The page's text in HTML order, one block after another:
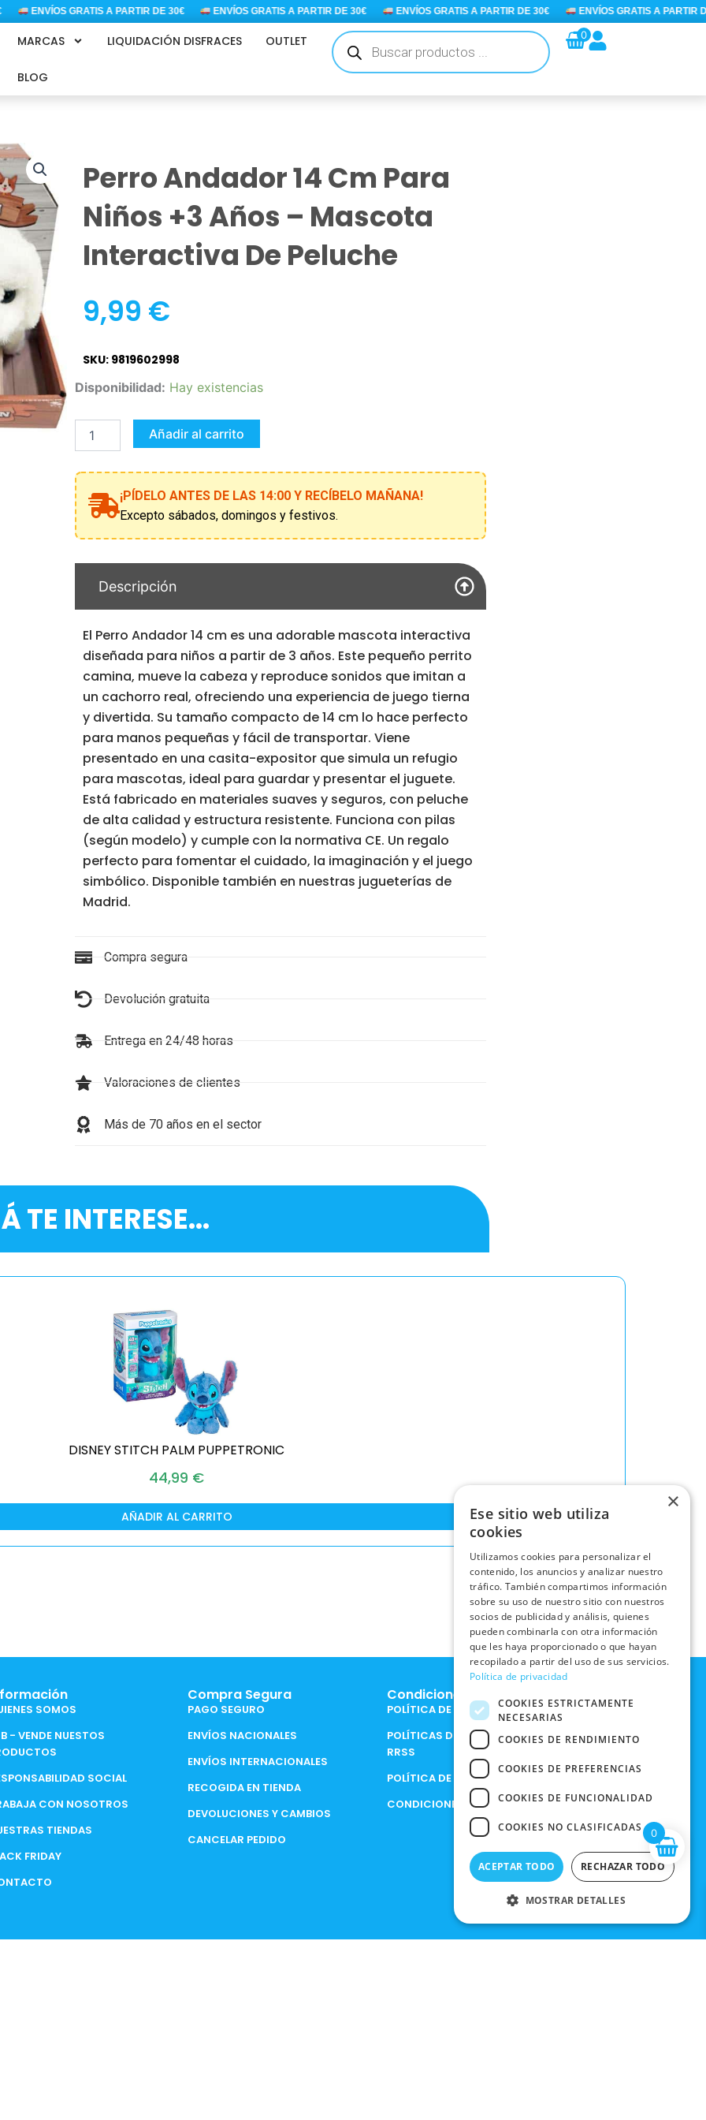
ENVÍOS GRATIS A PARTIR DE 30€ ENVÍOS GRATIS A PARTIR DE 30€ ENVÍOS GRATIS A PARTIR DE 30€ ENVÍOS GRATIS A PARTIR DE
MARCAS LIQUIDACIÓN DISFRACES OUTLET
BLOG
Búsqueda
de
productos
0
Perro Andador 14 Cm Para
Niños +3 Años – Mascota
Interactiva De Peluche
9,99 €
SKU: 9819602998
Disponibilidad: Hay existencias
Perro
Andador
+3
años
–
Mascota
interactiva
cantidad
Añadir al carrito
¡PÍDELO ANTES DE LAS 14:00 Y RECÍBELO MAÑANA!
Excepto sábados, domingos y festivos.
Descripción
El Perro Andador 14 cm es una adorable mascota interactiva
diseñada para niños a partir de 3 años. Este pequeño perrito
camina, mueve la cabeza y reproduce sonidos que imitan a
un cachorro real, ofreciendo una experiencia de juego tierna
y divertida. Su tamaño compacto de 14 cm lo hace perfecto
para manos pequeñas y fácil de transportar. Viene
presentado en una casita-expositor que simula un refugio
para mascotas, ideal para guardar y presentar el juguete.
Está fabricado en materiales suaves y seguros, con peluche
de alta calidad y estructura resistente. Funciona con pilas
(según modelo) y cumple con la normativa CE. Un regalo
perfecto para fomentar el cuidado, la imaginación y el juego
simbólico. Disponible también en nuestras jugueterías de
Madrid.
Compra segura
Devolución gratuita
Entrega en 24/48 horas
Valoraciones de clientes
Más de 70 años en el sector
TE INTERESE...
DISNEY STITCH PALM PUPPETRONIC
44,99 €
AÑADIR AL CARRITO
SOMOS
- VENDE NUESTOS
SOCIAL
CON NOSOTROS
TIENDAS
FRIDAY
Compra Segura
PAGO SEGURO
ENVÍOS NACIONALES
ENVÍOS INTERNACIONALES
RECOGIDA EN TIENDA
DEVOLUCIONES Y CAMBIOS
CANCELAR PEDIDO
Condiciones Legales
POLÍTICA DE COOKIES
POLÍTICAS DE PRIVACIDAD EN
RRSS
POLÍTICA DE PRIVACIDAD
CONDICIONES DE COMPRA
0
×
Ese sitio web utiliza
cookies
Utilizamos cookies para personalizar el
contenido, los anuncios y analizar nuestro
tráfico. También compartimos información
sobre su uso de nuestro sitio con nuestros
socios de publicidad y análisis, quienes
pueden combinarla con otra información
que les haya proporcionado o que hayan
recopilado a partir del uso de sus servicios.
Política de privacidad
COOKIES ESTRICTAMENTE
NECESARIAS
COOKIES DE RENDIMIENTO
COOKIES DE PREFERENCIAS
COOKIES DE FUNCIONALIDAD
COOKIES NO CLASIFICADAS
ACEPTAR TODO RECHAZAR TODO
MOSTRAR DETALLES